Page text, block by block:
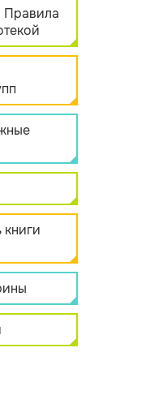
Правила
книги